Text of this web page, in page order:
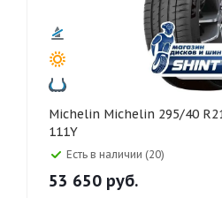
Michelin Michelin 295/40 R21 Pilot Sport EV
111Y
Есть в наличии (20)
53 650 руб.